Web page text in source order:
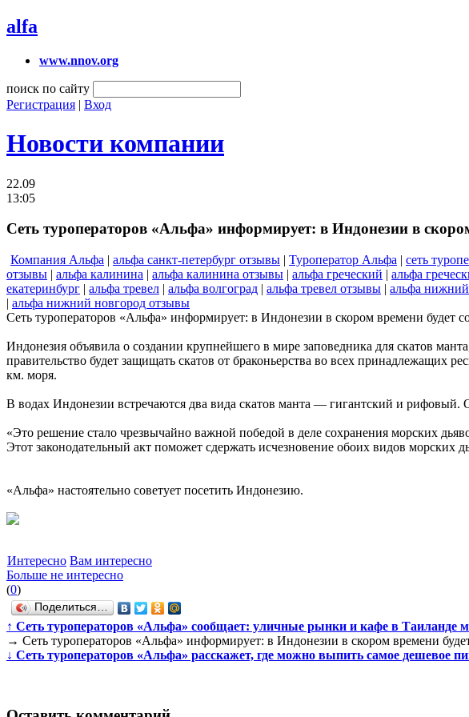
alfa
www.nnov.org
поиск по сайту
Регистрация | Вход
Новости компании
22.09
13:05
Сеть туроператоров «Альфа» информирует: в Индонезии в
Компания Альфа | альфа санкт-петербург отзывы | Туроператор Альфа | сеть
отзывы | альфа калинина | альфа калинина отзывы | альфа греческий | альфа
екатеринбург | альфа тревел | альфа волгоград | альфа тревел отзывы | альфа
| альфа нижний новгород отзывы
Сеть туроператоров «Альфа» информирует: в Индонезии в скором времени будет
Индонезия объявила о создании крупнейшего в мире заповедника для скатов
правительство будет защищать скатов от браконьерства во всех принадлежащих
км. моря.
В водах Индонезии встречаются два вида скатов манта — гигантский и
«Это решение стало чрезвычайно важной победой в деле сохранения морских
Этот законодательный акт поможет сдержать исчезновение обоих видов
«Альфа» настоятельно советует посетить Индонезию.
Интересно Вам интересно
Больше не интересно
(0)
Поделиться…
↑ Сеть туроператоров «Альфа» сообщает: уличные рынки и кафе в Таиланде
→ Сеть туроператоров «Альфа» информирует: в Индонезии в скором времени
↓ Сеть туроператоров «Альфа» расскажет, где можно выпить самое дешевое